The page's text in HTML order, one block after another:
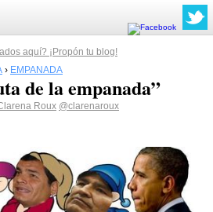
aquí? ¡Propón tu blog!
› EMPANADA
de la empanada”
Roux @clarenaroux